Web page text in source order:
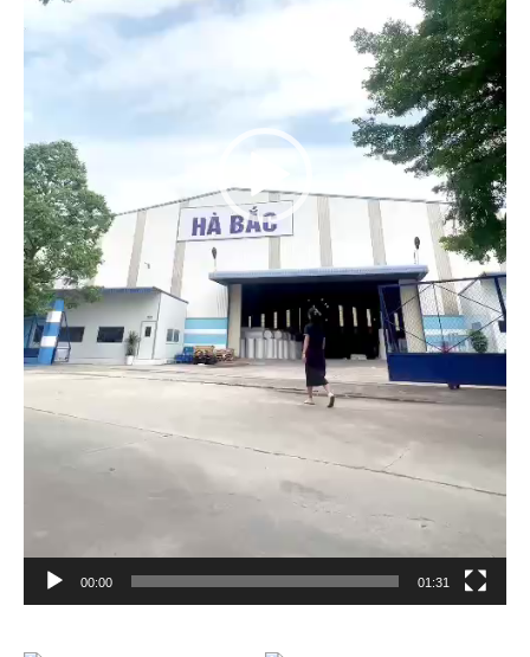
00:00 01:31